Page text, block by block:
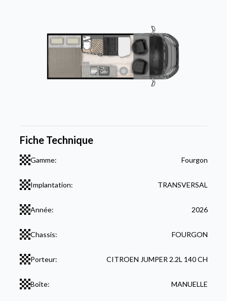
Fiche Technique
Gamme: Fourgon
Implantation: TRANSVERSAL
Année: 2026
Chassis: FOURGON
Porteur: CITROEN JUMPER 2.2L 140 CH
Boîte: MANUELLE